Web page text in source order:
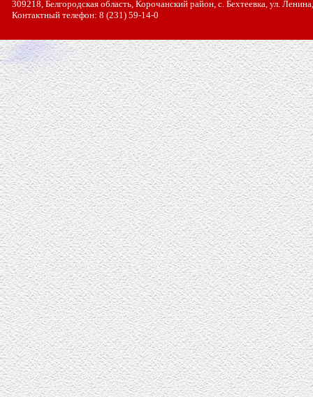
309218, Белгородская область, Корочанский район, с. Бехтеевка, ул.
Контактный телефон: 8 (231) 59-14-0